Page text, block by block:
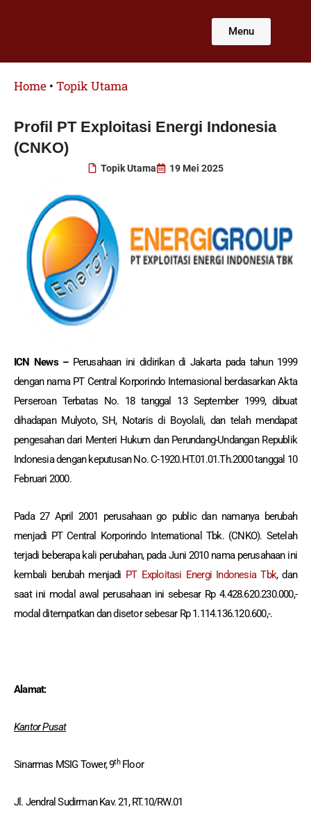
Menu
Home • Topik Utama
Profil PT Exploitasi Energi Indonesia
(CNKO)
Topik Utama 19 Mei 2025
ICN News – Perusahaan ini didirikan di Jakarta pada tahun 1999
dengan nama PT Central Korporindo Internasional berdasarkan Akta
Perseroan Terbatas No. 18 tanggal 13 September 1999, dibuat
dihadapan Mulyoto, SH, Notaris di Boyolali, dan telah mendapat
pengesahan dari Menteri Hukum dan Perundang-Undangan Republik
Indonesia dengan keputusan No. C-1920.HT.01.01.Th.2000 tanggal 10
Februari 2000.
Pada 27 April 2001 perusahaan go public dan namanya berubah
menjadi PT Central Korporindo International Tbk. (CNKO). Setelah
terjadi beberapa kali perubahan, pada Juni 2010 nama perusahaan ini
kembali berubah menjadi PT Exploitasi Energi Indonesia Tbk, dan
saat ini modal awal perusahaan ini sebesar Rp 4.428.620.230.000,-
modal ditempatkan dan disetor sebesar Rp 1.114.136.120.600,-.
Alamat:
Kantor Pusat
Sinarmas MSIG Tower, 9thFloor
Jl. Jendral Sudirman Kav. 21, RT.10/RW.01